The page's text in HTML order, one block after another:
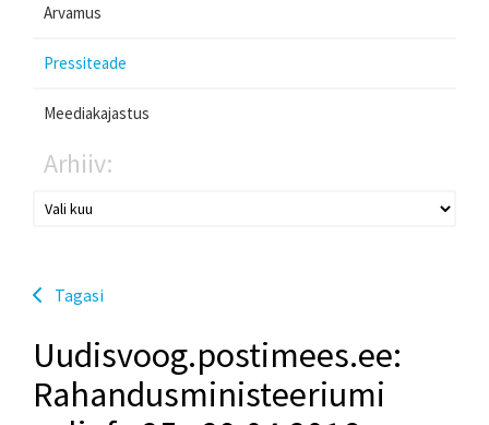
Arvamus
Pressiteade
Meediakajastus
Arhiiv:
Tagasi
Uudisvoog.postimees.ee:
Rahandusministeeriumi